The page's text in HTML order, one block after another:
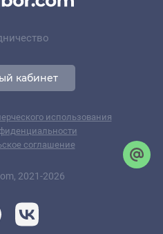
кабинет
использования
соглашение
2021-2026